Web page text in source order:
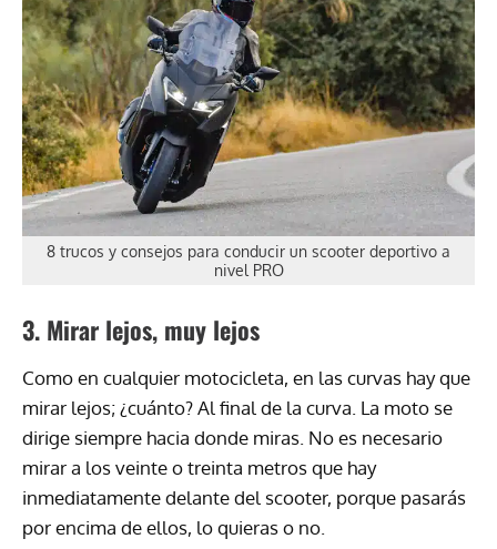
8 trucos y consejos para conducir un scooter deportivo a
nivel PRO
3. Mirar lejos, muy lejos
Como en cualquier motocicleta, en las curvas hay que
mirar lejos; ¿cuánto? Al final de la curva. La moto se
dirige siempre hacia donde miras. No es necesario
mirar a los veinte o treinta metros que hay
inmediatamente delante del scooter, porque pasarás
por encima de ellos, lo quieras o no.